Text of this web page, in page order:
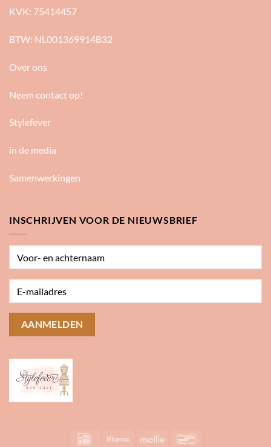
KVK: 75414457
BTW: NL001369914B32
Over ons
Neem contact op!
Stylefever
in de media
Samenwerkingen
INSCHRIJVEN VOOR DE NIEUWSBRIEF
IDeal Klarna Mollie